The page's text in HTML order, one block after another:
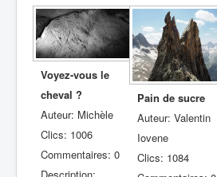
Voyez-vous le
cheval ?
Auteur: Michèle
Clics: 1006
Commentaires: 0
Description:
Pain de sucre
Auteur: Valentin
Iovene
Clics: 1084